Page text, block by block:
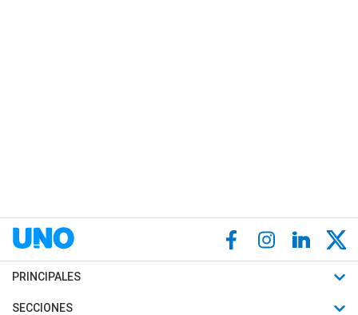
PRINCIPALES
Últimas Noticias
SECCIONES